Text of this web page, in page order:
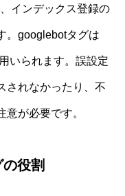
インデックス登録の
。googlebotタグは
いられます。誤設定
されなかったり、不
が必要です。
役割